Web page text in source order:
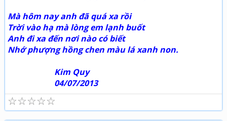
Mà hôm nay anh đã quá xa rồi
Trời vào hạ mà lòng em lạnh buốt
Anh đi xa đến nơi nào có biết
Nhớ phượng hồng chen màu lá xanh non.
Kim Quy
04/07/2013
☆
☆
☆
☆
☆